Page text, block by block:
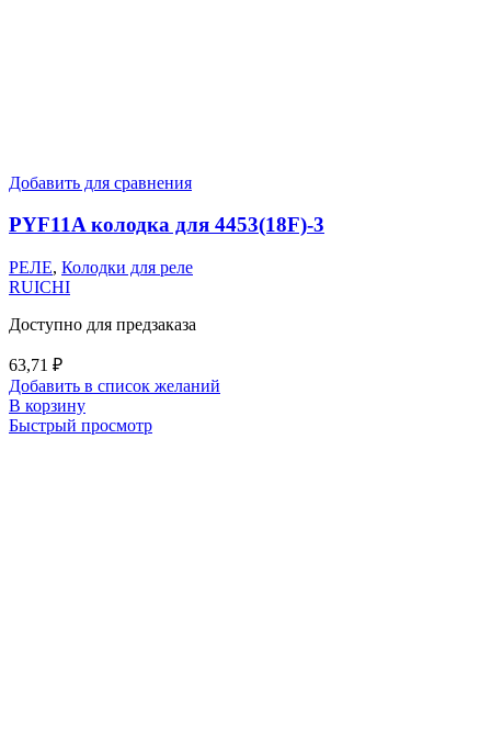
Добавить для сравнения
PYF11A колодка для 4453(18F)-3
РЕЛЕ, Колодки для реле
RUICHI
Доступно для предзаказа
63,71 ₽
Добавить в список желаний
В корзину
Быстрый просмотр